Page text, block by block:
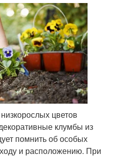
цветов
клумбы из
помнить об особых
и расположению. При